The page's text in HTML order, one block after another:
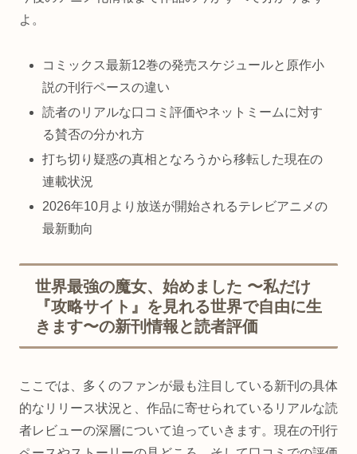
よ。
コミックス最新12巻の発売スケジュールと原作小
説の刊行ペースの違い
読者のリアルな口コミ評価やネットミームに対す
る賛否の分かれ方
打ち切り疑惑の真相となろうから移転した現在の
連載状況
2026年10月より放送が開始されるテレビアニメの
最新動向
世界最強の魔女、始めました 〜私だけ
『攻略サイト』を見れる世界で自由に生
きます〜の新刊情報と読者評価
ここでは、多くのファンが最も注目している新刊の具体
的なリリース状況と、作品に寄せられているリアルな読
者レビューの深層について迫っていきます。現在の刊行